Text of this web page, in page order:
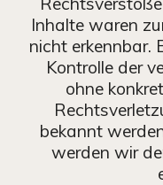
Inhalte waren
nicht erkennbar.
Kontrolle der
ohne
bekannt
werden wir